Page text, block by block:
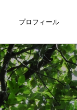
プロフィール